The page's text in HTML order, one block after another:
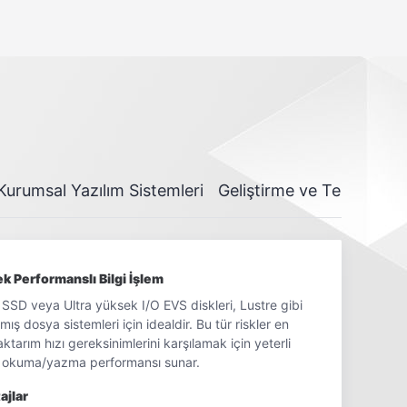
sıfır uygulama farkındalığı ile desteklenir,
alarm kurallarını tanımlayın ve otomatik hatırlatıcılar
kritik uygulamalar için yüksek eş zamanlılık,
Yazılım Sistemleri Geliştirme ve Test
Performanslı Bilgi İşlem
veya Ultra yüksek I/O EVS diskleri, Lustre gibi
dosya sistemleri için idealdir. Bu tür riskler en
hızı gereksinimlerini karşılamak için yeterli
yazma performansı sunar.